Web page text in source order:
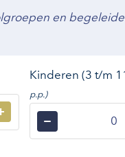
en
Kinderen (3 t/m
p.p.)
−